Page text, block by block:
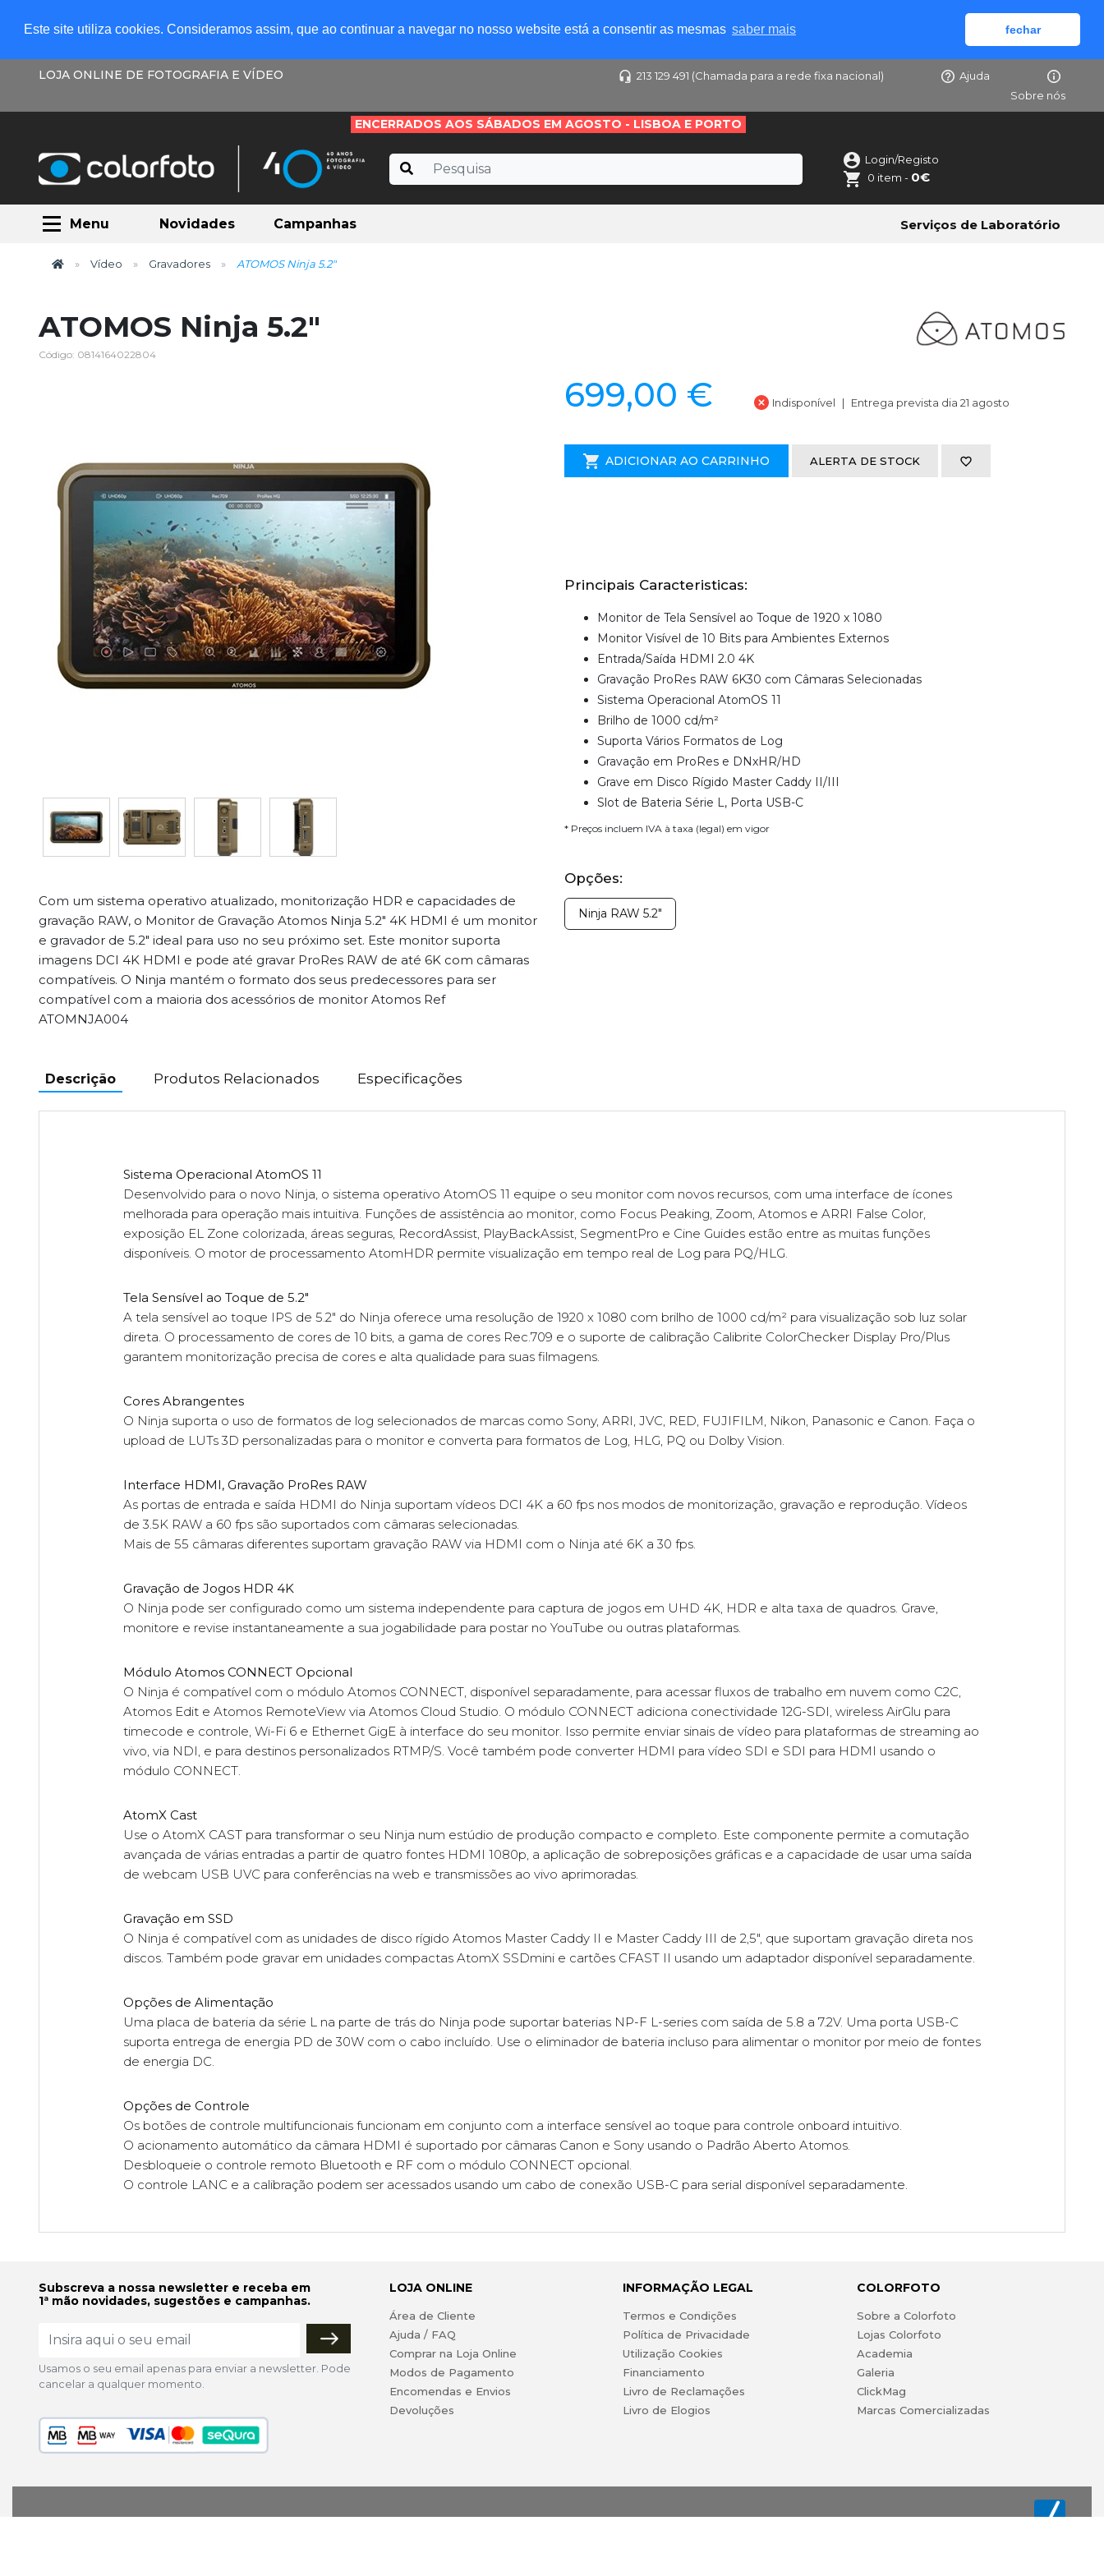
Este site utiliza cookies. Consideramos assim, que ao continuar a navegar no nosso website está a consentir as mesmas saber mais fechar
LOJA ONLINE DE FOTOGRAFIA E VÍDEO 213 129 491 (Chamada para a rede fixa nacional)
Ajuda
Sobre nós
ENCERRADOS AOS SÁBADOS EM AGOSTO - LISBOA E PORTO
Login/Registo
0 item - 0€
Menu Novidades Campanhas Serviços de Laboratório
Vídeo Gravadores ATOMOS Ninja 5.2"
ATOMOS Ninja 5.2"
Código: 0814164022804
Com um sistema operativo atualizado, monitorização HDR e capacidades de
gravação RAW, o Monitor de Gravação Atomos Ninja 5.2" 4K HDMI é um monitor
e gravador de 5.2" ideal para uso no seu próximo set. Este monitor suporta
imagens DCI 4K HDMI e pode até gravar ProRes RAW de até 6K com câmaras
compatíveis. O Ninja mantém o formato dos seus predecessores para ser
compatível com a maioria dos acessórios de monitor Atomos Ref
ATOMNJA004
699,00 € Indisponível Entrega prevista dia 21 agosto
ADICIONAR AO CARRINHO ALERTA DE STOCK
Principais Caracteristicas:
Monitor de Tela Sensível ao Toque de 1920 x 1080
Monitor Visível de 10 Bits para Ambientes Externos
Entrada/Saída HDMI 2.0 4K
Gravação ProRes RAW 6K30 com Câmaras Selecionadas
Sistema Operacional AtomOS 11
Brilho de 1000 cd/m²
Suporta Vários Formatos de Log
Gravação em ProRes e DNxHR/HD
Grave em Disco Rígido Master Caddy II/III
Slot de Bateria Série L, Porta USB-C
* Preços incluem IVA à taxa (legal) em vigor
Opções:
Ninja RAW 5.2"
Descrição Produtos Relacionados Especificações
Sistema Operacional AtomOS 11
Desenvolvido para o novo Ninja, o sistema operativo AtomOS 11 equipe o seu monitor com novos recursos, com uma interface de ícones
melhorada para operação mais intuitiva. Funções de assistência ao monitor, como Focus Peaking, Zoom, Atomos e ARRI False Color,
exposição EL Zone colorizada, áreas seguras, RecordAssist, PlayBackAssist, SegmentPro e Cine Guides estão entre as muitas funções
disponíveis. O motor de processamento AtomHDR permite visualização em tempo real de Log para PQ/HLG.
Tela Sensível ao Toque de 5.2"
A tela sensível ao toque IPS de 5.2" do Ninja oferece uma resolução de 1920 x 1080 com brilho de 1000 cd/m² para visualização sob luz solar
direta. O processamento de cores de 10 bits, a gama de cores Rec.709 e o suporte de calibração Calibrite ColorChecker Display Pro/Plus
garantem monitorização precisa de cores e alta qualidade para suas filmagens.
Cores Abrangentes
O Ninja suporta o uso de formatos de log selecionados de marcas como Sony, ARRI, JVC, RED, FUJIFILM, Nikon, Panasonic e Canon. Faça o
upload de LUTs 3D personalizadas para o monitor e converta para formatos de Log, HLG, PQ ou Dolby Vision.
Interface HDMI, Gravação ProRes RAW
As portas de entrada e saída HDMI do Ninja suportam vídeos DCI 4K a 60 fps nos modos de monitorização, gravação e reprodução. Vídeos
de 3.5K RAW a 60 fps são suportados com câmaras selecionadas.
Mais de 55 câmaras diferentes suportam gravação RAW via HDMI com o Ninja até 6K a 30 fps.
Gravação de Jogos HDR 4K
O Ninja pode ser configurado como um sistema independente para captura de jogos em UHD 4K, HDR e alta taxa de quadros. Grave,
monitore e revise instantaneamente a sua jogabilidade para postar no YouTube ou outras plataformas.
Módulo Atomos CONNECT Opcional
O Ninja é compatível com o módulo Atomos CONNECT, disponível separadamente, para acessar fluxos de trabalho em nuvem como C2C,
Atomos Edit e Atomos RemoteView via Atomos Cloud Studio. O módulo CONNECT adiciona conectividade 12G-SDI, wireless AirGlu para
timecode e controle, Wi-Fi 6 e Ethernet GigE à interface do seu monitor. Isso permite enviar sinais de vídeo para plataformas de streaming ao
vivo, via NDI, e para destinos personalizados RTMP/S. Você também pode converter HDMI para vídeo SDI e SDI para HDMI usando o
módulo CONNECT.
AtomX Cast
Use o AtomX CAST para transformar o seu Ninja num estúdio de produção compacto e completo. Este componente permite a comutação
avançada de várias entradas a partir de quatro fontes HDMI 1080p, a aplicação de sobreposições gráficas e a capacidade de usar uma saída
de webcam USB UVC para conferências na web e transmissões ao vivo aprimoradas.
Gravação em SSD
O Ninja é compatível com as unidades de disco rígido Atomos Master Caddy II e Master Caddy III de 2,5", que suportam gravação direta nos
discos. Também pode gravar em unidades compactas AtomX SSDmini e cartões CFAST II usando um adaptador disponível separadamente.
Opções de Alimentação
Uma placa de bateria da série L na parte de trás do Ninja pode suportar baterias NP-F L-series com saída de 5.8 a 7.2V. Uma porta USB-C
suporta entrega de energia PD de 30W com o cabo incluído. Use o eliminador de bateria incluso para alimentar o monitor por meio de fontes
de energia DC.
Opções de Controle
Os botões de controle multifuncionais funcionam em conjunto com a interface sensível ao toque para controle onboard intuitivo.
O acionamento automático da câmara HDMI é suportado por câmaras Canon e Sony usando o Padrão Aberto Atomos.
Desbloqueie o controle remoto Bluetooth e RF com o módulo CONNECT opcional.
O controle LANC e a calibração podem ser acessados usando um cabo de conexão USB-C para serial disponível separadamente.
Subscreva a nossa newsletter e receba em
1ª mão novidades, sugestões e campanhas.
Usamos o seu email apenas para enviar a newsletter. Pode
cancelar a qualquer momento.
LOJA ONLINE
Área de Cliente
Ajuda / FAQ
Comprar na Loja Online
Modos de Pagamento
Encomendas e Envios
Devoluções
INFORMAÇÃO LEGAL
Termos e Condições
Política de Privacidade
Utilização Cookies
Financiamento
Livro de Reclamações
Livro de Elogios
COLORFOTO
Sobre a Colorfoto
Lojas Colorfoto
Academia
Galeria
ClickMag
Marcas Comercializadas